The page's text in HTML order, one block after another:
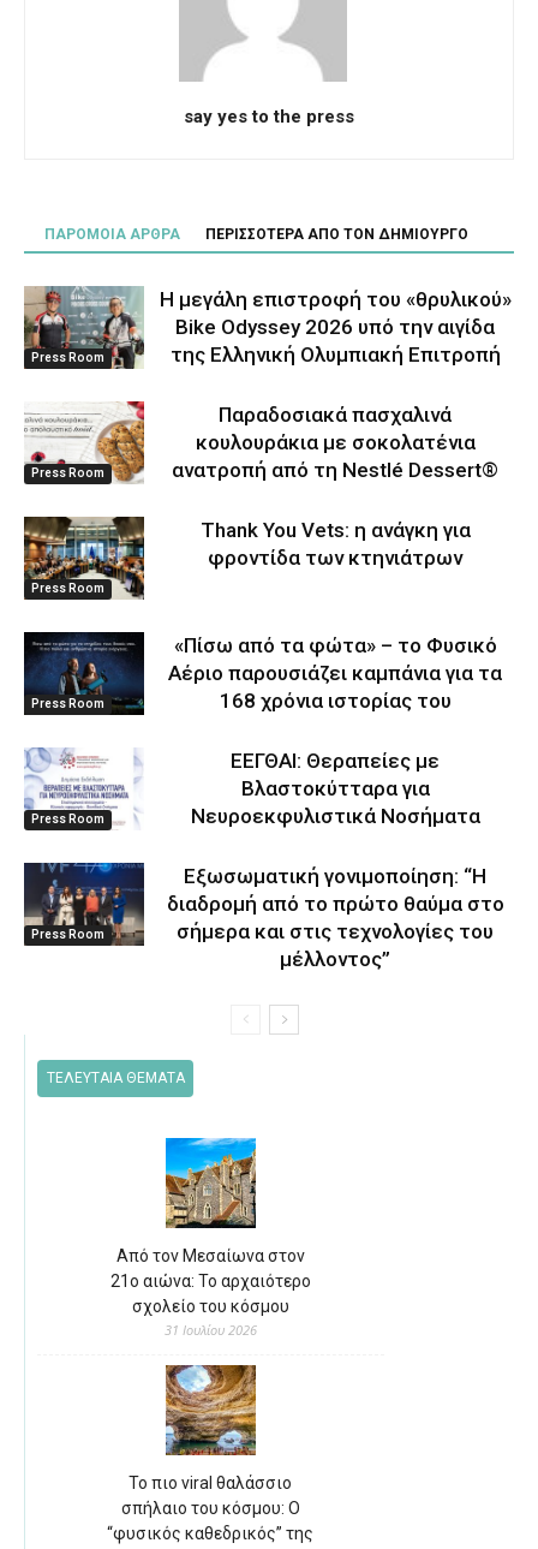
say yes to the press
ΠΑΡΟΜΟΙΑ ΑΡΘΡΑ ΠΕΡΙΣΣΟΤΕΡΑ ΑΠΟ ΤΟΝ ΔΗΜΙΟΥΡΓΟ
Press Room
Η μεγάλη επιστροφή του «θρυλικού»
Bike Odyssey 2026 υπό την αιγίδα
της Ελληνική Ολυμπιακή Επιτροπή
Press Room
Παραδοσιακά πασχαλινά
κουλουράκια με σοκολατένια
ανατροπή από τη Nestlé Dessert®
Press Room
Thank You Vets: η ανάγκη για
φροντίδα των κτηνιάτρων
Press Room
«Πίσω από τα φώτα» – το Φυσικό
Αέριο παρουσιάζει καμπάνια για τα
168 χρόνια ιστορίας του
Press Room
ΕΕΓΘΑΙ: Θεραπείες με
Βλαστοκύτταρα για
Νευροεκφυλιστικά Νοσήματα
Press Room
Eξωσωματική γονιμοποίηση: “Η
διαδρομή από το πρώτο θαύμα στο
σήμερα και στις τεχνολογίες του
μέλλοντος’’
ΤΕΛΕΥΤΑΙΑ ΘΕΜΑΤΑ
Από τον Μεσαίωνα στον
21ο αιώνα: Το αρχαιότερο
σχολείο του κόσμου
31 Ιουλίου 2026
Το πιο viral θαλάσσιο
σπήλαιο του κόσμου: Ο
“φυσικός καθεδρικός” της